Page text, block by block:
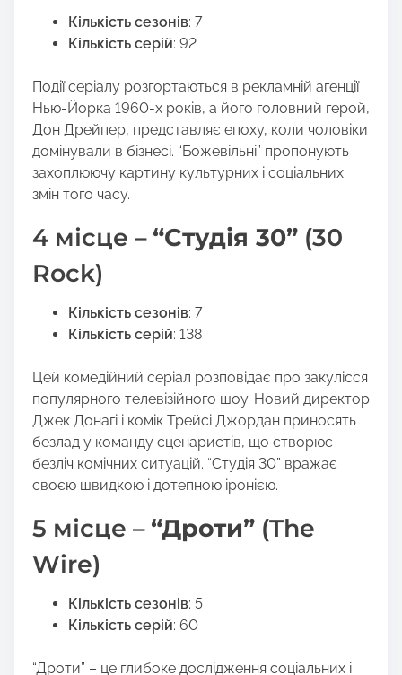
Кількість сезонів: 7
Кількість серій: 92
Події серіалу розгортаються в рекламній агенції
Нью-Йорка 1960-х років, а його головний герой,
Дон Дрейпер, представляє епоху, коли чоловіки
домінували в бізнесі. “Божевільні” пропонують
захоплюючу картину культурних і соціальних
змін того часу.
4 місце – “Студія 30” (30
Rock)
Кількість сезонів: 7
Кількість серій: 138
Цей комедійний серіал розповідає про закулісся
популярного телевізійного шоу. Новий директор
Джек Донагі і комік Трейсі Джордан приносять
безлад у команду сценаристів, що створює
безліч комічних ситуацій. “Студія 30” вражає
своєю швидкою і дотепною іронією.
5 місце – “Дроти” (The
Wire)
Кількість сезонів: 5
Кількість серій: 60
“Дроти” – це глибоке дослідження соціальних і